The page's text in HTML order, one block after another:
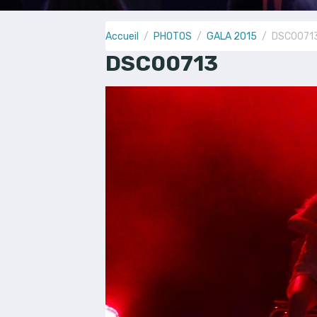
Accueil PHOTOS GALA 2015
DSC00713